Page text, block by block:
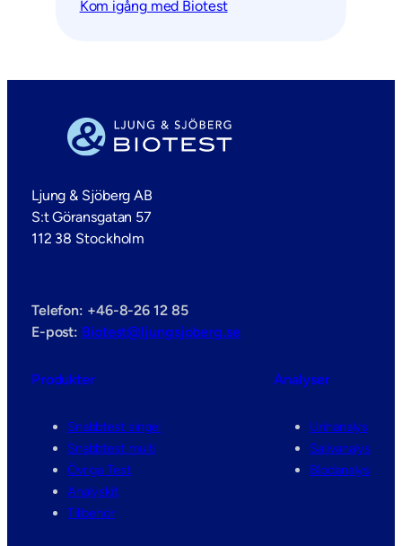
Kom igång med Biotest
Ljung & Sjöberg AB
S:t Göransgatan 57
112 38 Stockholm
Telefon: +46-8-26 12 85
E-post: Biotest@ljungsjoberg.se
Produkter
Snabbtest singel
Snabbtest multi
Övriga Test
Analyskit
Tillbehör
Analyser
Urinanalys
Salivanalys
Blodanalys